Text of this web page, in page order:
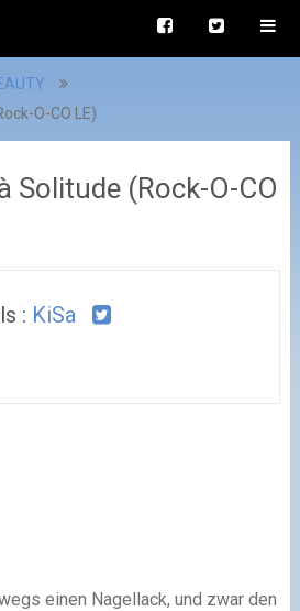
O-CO LE)
Solitude (Rock-O-CO
: KiSa
einen Nagellack, und zwar den